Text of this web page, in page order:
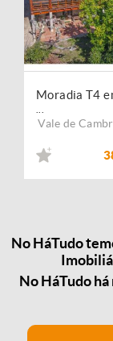
Vale de
No HáTudo
No HáTudo